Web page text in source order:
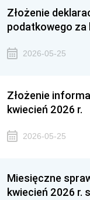
Złożenie
podatkowego za
2026-05-25
Złożenie
kwiecień 2026 r.
2026-05-25
Miesięczne
kwiecień 2026 r.